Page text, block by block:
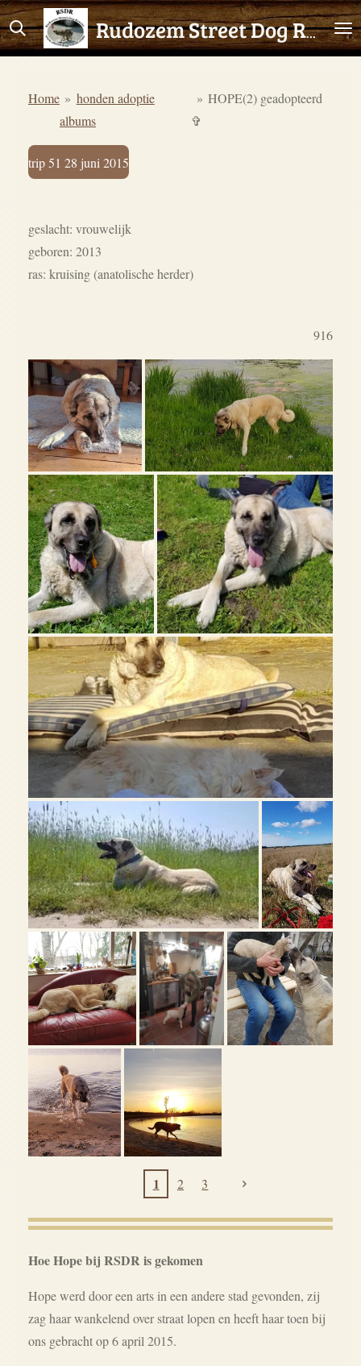
Ga
direct
hoofdinhoud
Rudozem Street Dog Rescue
Home » honden adoptie
albums
» HOPE(2) geadopteerd
✞
trip 51 28 juni 2015
geslacht: vrouwelijk
geboren: 2013
ras: kruising (anatolische herder)
916
1 2 3
Hoe Hope bij RSDR is gekomen
Hope werd door een arts in een andere stad gevonden, zij
zag haar wankelend over straat lopen en heeft haar toen bij
ons gebracht op 6 april 2015.